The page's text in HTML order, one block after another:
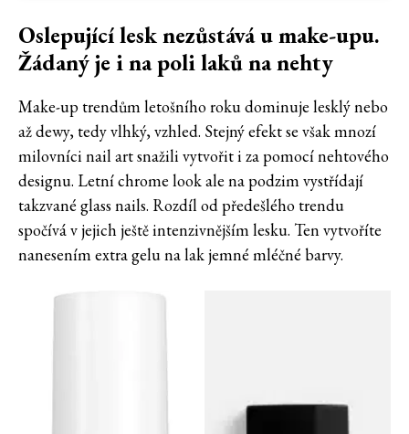
Oslepující lesk nezůstává u make-upu.
Žádaný je i na poli laků na nehty
Make-up trendům letošního roku dominuje lesklý nebo
až dewy, tedy vlhký, vzhled. Stejný efekt se však mnozí
milovníci nail art snažili vytvořit i za pomocí nehtového
designu. Letní chrome look ale na podzim vystřídají
takzvané glass nails. Rozdíl od předešlého trendu
spočívá v jejich ještě intenzivnějším lesku. Ten vytvoříte
nanesením extra gelu na lak jemné mléčné barvy.